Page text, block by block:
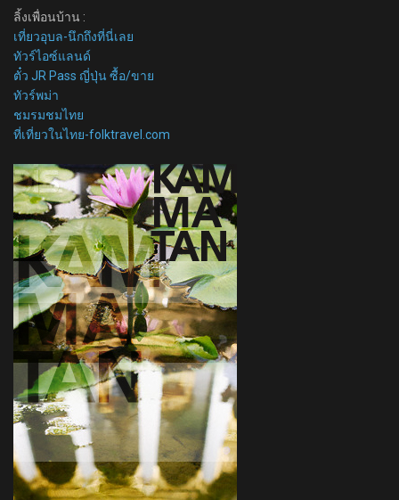
ลิ้งเพื่อนบ้าน :
เที่ยวอุบล-นึกถึงที่นี่เลย
ทัวร์ไอซ์แลนด์
ตั๋ว JR Pass ญี่ปุ่น ซื้อ/ขาย
ทัวร์พม่า
ชมรมชมไทย
ที่เที่ยวในไทย-folktravel.com